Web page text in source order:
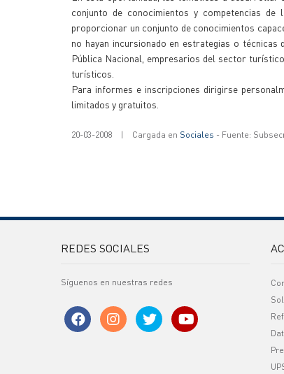
conjunto de conocimientos y competencias
proporcionar un conjunto de conocimientos
no hayan incursionado en estrategias o
Pública Nacional, empresarios del sector
turísticos.
Para informes e inscripciones dirigirse
limitados y gratuitos.
20-03-2008 | Cargada en Sociales - Fuente:
REDES SOCIALES
Síguenos en nuestras redes